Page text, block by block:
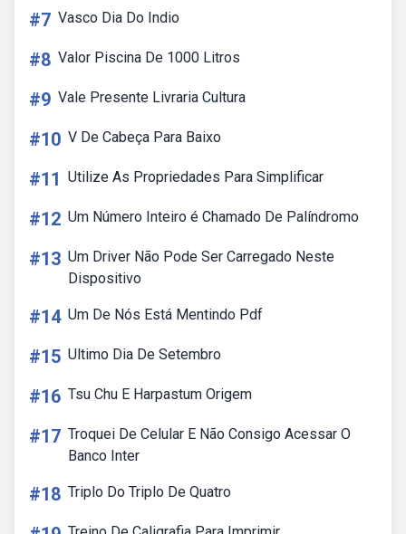
#7 Vasco Dia Do Indio
#8 Valor Piscina De 1000 Litros
#9 Vale Presente Livraria Cultura
#10 V De Cabeça Para Baixo
#11 Utilize As Propriedades Para Simplificar
#12 Um Número Inteiro é Chamado De Palíndromo
#13 Um Driver Não Pode Ser Carregado Neste
Dispositivo
#14 Um De Nós Está Mentindo Pdf
#15 Ultimo Dia De Setembro
#16 Tsu Chu E Harpastum Origem
#17 Troquei De Celular E Não Consigo Acessar O
Banco Inter
#18 Triplo Do Triplo De Quatro